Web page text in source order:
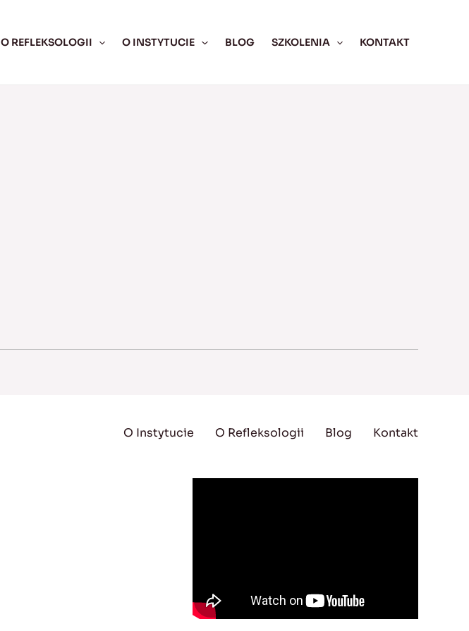
O REFLEKSOLOGII O INSTYTUCIE BLOG SZKOLENIA KONTAKT
O Instytucie O Refleksologii Blog Kontakt